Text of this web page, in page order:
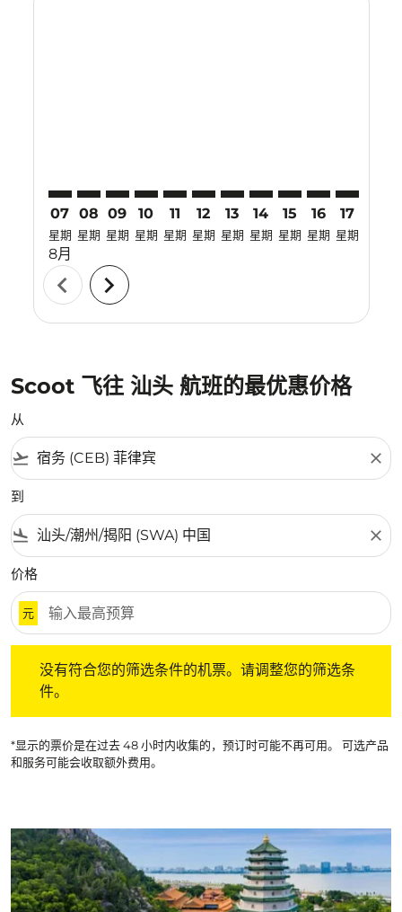
07
星期
8月
08
星期
09
星期
10
星期
11
星期
12
星期
13
星期
14
星期
15
星期
16
星期
17
星期
chevron_left chevron_right
Scoot 飞往 汕头 航班的最优惠价格
从
flight_takeoff close
到
flight_land close
价格
元
没有符合您的筛选条件的机票。请调整您的筛选条
件。
*显示的票价是在过去 48 小时内收集的，预订时可能不再可用。 可选产品
和服务可能会收取额外费用。